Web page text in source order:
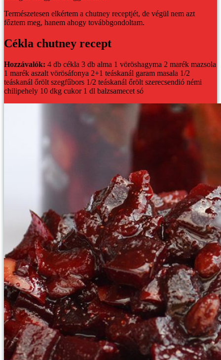
Természetesen elkértem a chutney receptjét, de végül nem azt
főztem meg, hanem ahogy továbbgondoltam.
Cékla chutney recept
Hozzávalók: 4 db cékla 3 db alma 1 vöröshagyma 2 marék mazsola
1 marék aszalt vörösáfonya 2+1 teáskanál garam masala 1/2
teáskanál őrölt szegfűbors 1/2 teáskanál őrölt szerecsendió némi
chilipehely 10 dkg cukor1 dl balzsamecet só